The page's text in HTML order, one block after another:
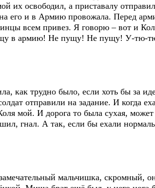
их освободил, а приставалу
его и в Армию провожала. Перед
всем привез. Я говорю – вот и
в армию! Не пущу! Не пущу! У-тю-
как трудно было, если хоть бы за
отправили на задание. И когда
мой. И дорога то была сухая,
гнал. А так, если бы ехали
мальчишка, скромный,